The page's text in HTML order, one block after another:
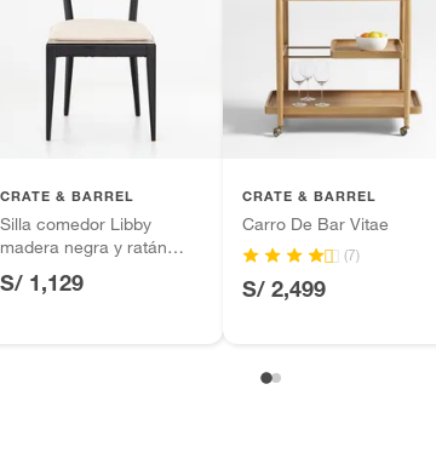
productos para asfalto.
tecnología, línea blanca, colchones, muebles,
suplementos alimenticios, vitaminas.
CRATE & BARREL
Silla comedor Libby
madera negra y ratán
S/ 1,129
CRATE & BARREL
Carro De Bar Vitae
(7)
S/ 2,499